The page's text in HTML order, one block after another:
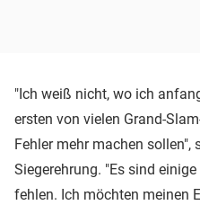
"Ich weiß nicht, wo ich
ersten von vielen Grand-
Fehler mehr machen sollen",
Siegerehrung. "Es sind
fehlen. Ich möchten meinen